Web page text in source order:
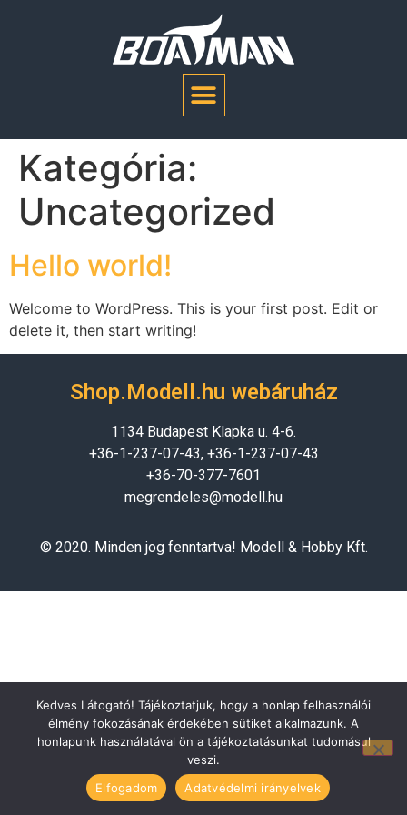
Kategória:
Uncategorized
Hello world!
Welcome to WordPress. This is your first post. Edit or
delete it, then start writing!
Shop.Modell.hu webáruház
1134 Budapest Klapka u. 4-6.
+36-1-237-07-43, +36-1-237-07-43
+36-70-377-7601
megrendeles@modell.hu
© 2020. Minden jog fenntartva! Modell & Hobby Kft.
Kedves Látogató! Tájékoztatjuk, hogy a honlap felhasználói
élmény fokozásának érdekében sütiket alkalmazunk. A
honlapunk használatával ön a tájékoztatásunkat tudomásul
veszi.
Elfogadom
Adatvédelmi irányelvek